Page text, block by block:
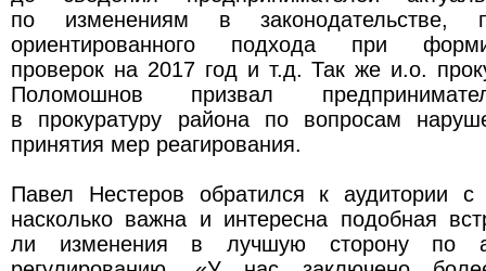
по изменениям в законодательстве,
ориентированного подхода при
проверок на 2017 год и т.д. Так же и.о.
Поломошнов призвал
в прокуратуру района по вопросам
принятия мер реагирования.
Павел Нестеров обратился к аудитории
насколько важна и интересна подобная
ли изменения в лучшую сторону по